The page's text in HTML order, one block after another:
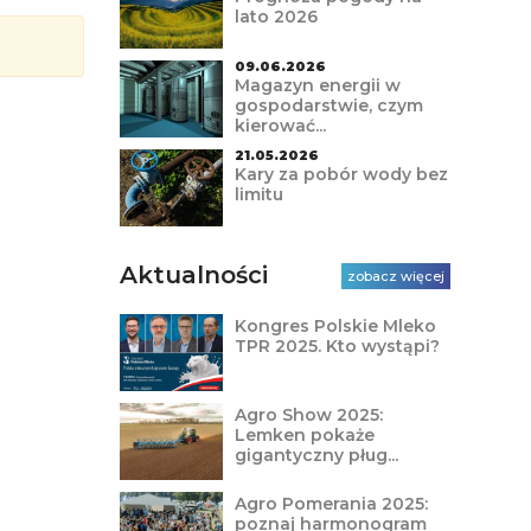
lato 2026
09.06.2026
Magazyn energii w
gospodarstwie, czym
kierować...
21.05.2026
Kary za pobór wody bez
limitu
Aktualności zobacz więcej
Kongres Polskie Mleko
TPR 2025. Kto wystąpi?
Agro Show 2025:
Lemken pokaże
gigantyczny pług...
Agro Pomerania 2025:
poznaj harmonogram